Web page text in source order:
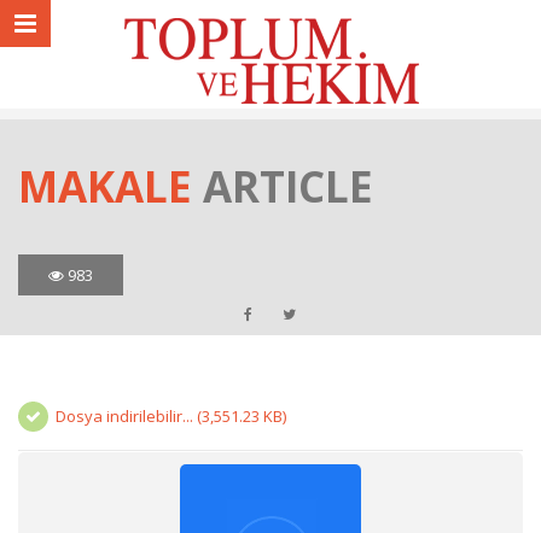
MAKALE ARTICLE
983
Dosya indirilebilir... (3,551.23 KB)